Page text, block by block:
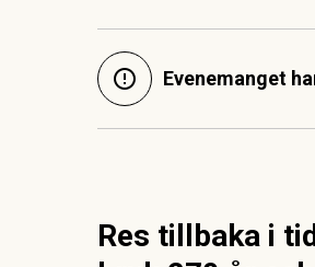
Evenemanget
Res tillbaka i